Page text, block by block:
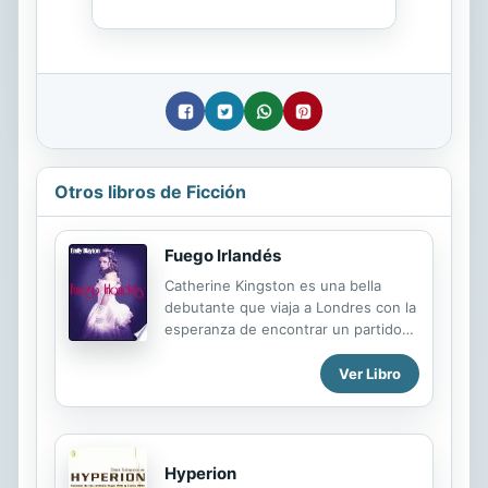
Otros libros de Ficción
Fuego Irlandés
Catherine Kingston es una bella
debutante que viaja a Londres con la
esperanza de encontrar un partido
conveniente pues su familia está
arruinada y el tiempo se acaba,
necesita un marido rico con cierto
ultimátum: o se casa esa temporada
mansión de Grace Manor en
Ver Libro
Hyperion